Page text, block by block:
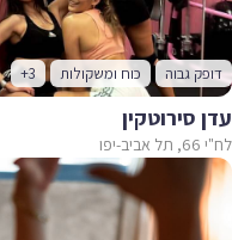
דופק גבוה כוח ומשקולות +3
עדן סירוטקין
לח"י 66, תל אביב-יפו